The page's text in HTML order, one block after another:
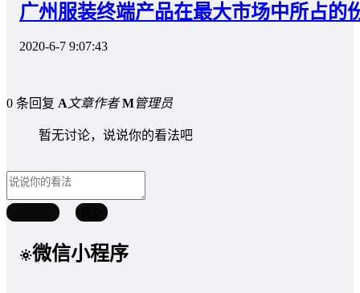
广州服装终端产品在最大市场中所占的
2020-6-7 9:07:43
0 条回复 A文章作者 M管理员
暂无讨论，说说你的看法吧
微信小程序